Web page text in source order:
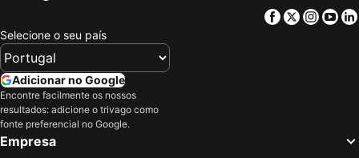
Facebook
Twitter
Selecione o seu país
Adicionar no Google
Encontre facilmente os nossos
resultados: adicione o trivago como
fonte preferencial no Google.
Empresa